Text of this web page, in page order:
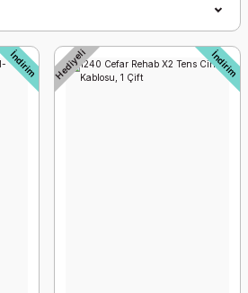
İndirim Hediyeli İndirim